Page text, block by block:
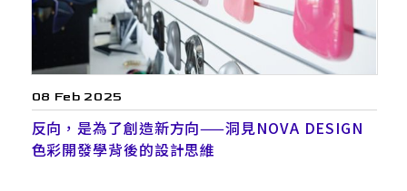
08 Feb 2025
反向，是為了創造新方向——洞見NOVA DESIGN
色彩開發學背後的設計思維